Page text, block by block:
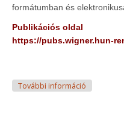
formátumban és
Publikációs oldal
https://pubs.wigner.hun-
További információ